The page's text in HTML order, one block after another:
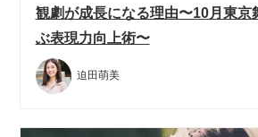
観劇が成長になる理由〜10月東京
ぶ表現力向上術〜
迫田萌美